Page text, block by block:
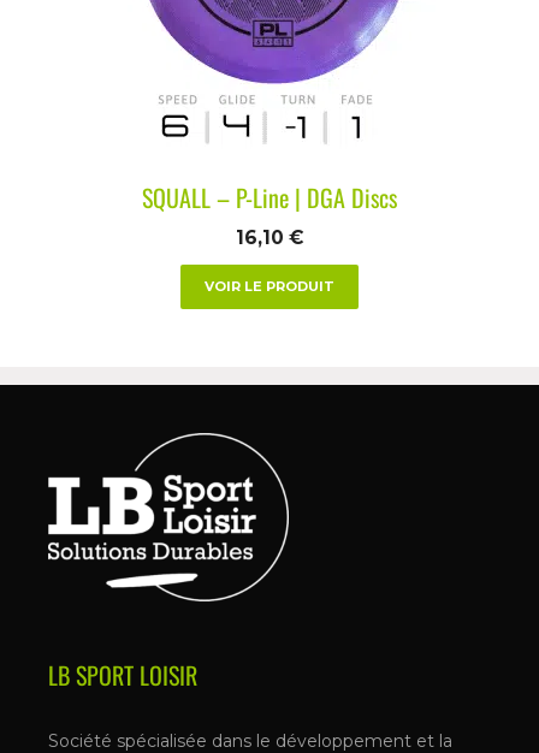
SQUALL – P-Line | DGA Discs
16,10 €
VOIR LE PRODUIT
LB SPORT LOISIR
Société spécialisée dans le développement et la